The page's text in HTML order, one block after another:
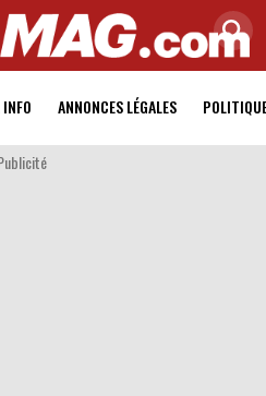
ANNONCES LÉGALES